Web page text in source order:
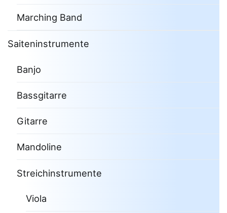
Marching Band
Saiteninstrumente
Banjo
Bassgitarre
Gitarre
Mandoline
Streichinstrumente
Viola